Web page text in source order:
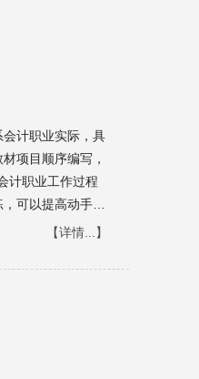
计职业实际，具
项目顺序编写，
计职业工作过程
可以提高动手能
。本书可作为高
【详情...】